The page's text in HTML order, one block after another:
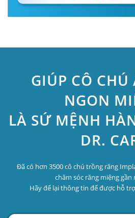
GIÚP CÔ
NGON
LÀ SỨ MỆNH
DR.
Đã có hơn 3500 cô chú trồng răng
chăm sóc răng miệng
Hãy để lại thông tin để được hỗ